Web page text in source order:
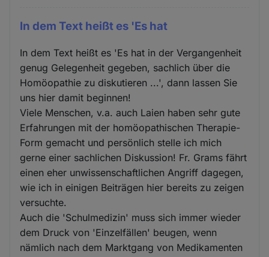
In dem Text heißt es 'Es hat
In dem Text heißt es 'Es hat in der Vergangenheit
genug Gelegenheit gegeben, sachlich über die
Homöopathie zu diskutieren ...', dann lassen Sie
uns hier damit beginnen!
Viele Menschen, v.a. auch Laien haben sehr gute
Erfahrungen mit der homöopathischen Therapie-
Form gemacht und persönlich stelle ich mich
gerne einer sachlichen Diskussion! Fr. Grams fährt
einen eher unwissenschaftlichen Angriff dagegen,
wie ich in einigen Beiträgen hier bereits zu zeigen
versuchte.
Auch die 'Schulmedizin' muss sich immer wieder
dem Druck von 'Einzelfällen' beugen, wenn
nämlich nach dem Marktgang von Medikamenten